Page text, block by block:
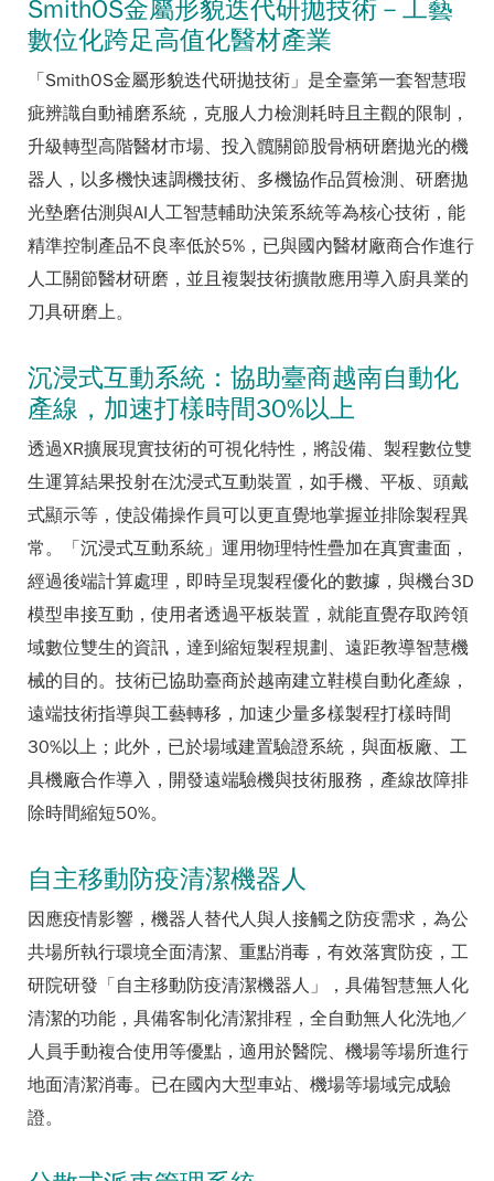
SmithOS金屬形貌迭代研拋技術－工藝
數位化跨足高值化醫材產業
「SmithOS金屬形貌迭代研拋技術」是全臺第一套智慧瑕
疵辨識自動補磨系統，克服人力檢測耗時且主觀的限制，
升級轉型高階醫材市場、投入髖關節股骨柄研磨拋光的機
器人，以多機快速調機技術、多機協作品質檢測、研磨拋
光墊磨估測與AI人工智慧輔助決策系統等為核心技術，能
精準控制產品不良率低於5%，已與國內醫材廠商合作進行
人工關節醫材研磨，並且複製技術擴散應用導入廚具業的
刀具研磨上。
沉浸式互動系統：協助臺商越南自動化
產線，加速打樣時間30%以上
透過XR擴展現實技術的可視化特性，將設備、製程數位雙
生運算結果投射在沈浸式互動裝置，如手機、平板、頭戴
式顯示等，使設備操作員可以更直覺地掌握並排除製程異
常。「沉浸式互動系統」運用物理特性疊加在真實畫面，
經過後端計算處理，即時呈現製程優化的數據，與機台3D
模型串接互動，使用者透過平板裝置，就能直覺存取跨領
域數位雙生的資訊，達到縮短製程規劃、遠距教導智慧機
械的目的。技術已協助臺商於越南建立鞋模自動化產線，
遠端技術指導與工藝轉移，加速少量多樣製程打樣時間
30%以上；此外，已於場域建置驗證系統，與面板廠、工
具機廠合作導入，開發遠端驗機與技術服務，產線故障排
除時間縮短50%。
自主移動防疫清潔機器人
因應疫情影響，機器人替代人與人接觸之防疫需求，為公
共場所執行環境全面清潔、重點消毒，有效落實防疫，工
研院研發「自主移動防疫清潔機器人」，具備智慧無人化
清潔的功能，具備客制化清潔排程，全自動無人化洗地／
人員手動複合使用等優點，適用於醫院、機場等場所進行
地面清潔消毒。已在國內大型車站、機場等場域完成驗
證。